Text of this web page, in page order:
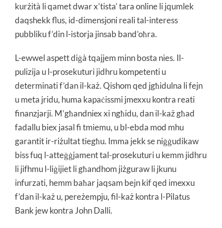
kurżità li qamet dwar x’tista’ tara online li jqumlek
daqshekk flus, id-dimensjoni reali tal-interess
pubbliku f’din l-istorja jinsab band’oħra.
L-ewwel aspett diġà tqajjem minn bosta nies. Il-
pulizija u l-prosekuturi jidhru kompetenti u
determinati f’dan il-każ. Qishom qed jgħidulna li fejn
u meta jridu, huma kapaċissmi jmexxu kontra reati
finanzjarji. M’għandniex xi ngħidu, dan il-każ għad
fadallu biex jasal fi tmiemu, u bl-ebda mod mhu
garantit ir-riżultat tiegħu. Imma jekk se niġġudikaw
biss fuq l-atteġġjament tal-prosekuturi u kemm jidhru
li jifhmu l-liġijiet li għandhom jiżguraw li jkunu
infurzati, hemm baħar jaqsam bejn kif qed imexxu
f’dan il-każ u, pereżempju, fil-każ kontra l-Pilatus
Bank jew kontra John Dalli.